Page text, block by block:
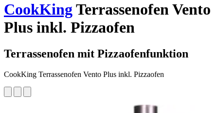
CookKingTerrassenofen Vento
Plus inkl. Pizzaofen
Terrassenofen mit Pizzaofenfunktion
CookKing Terrassenofen Vento Plus inkl. Pizzaofen